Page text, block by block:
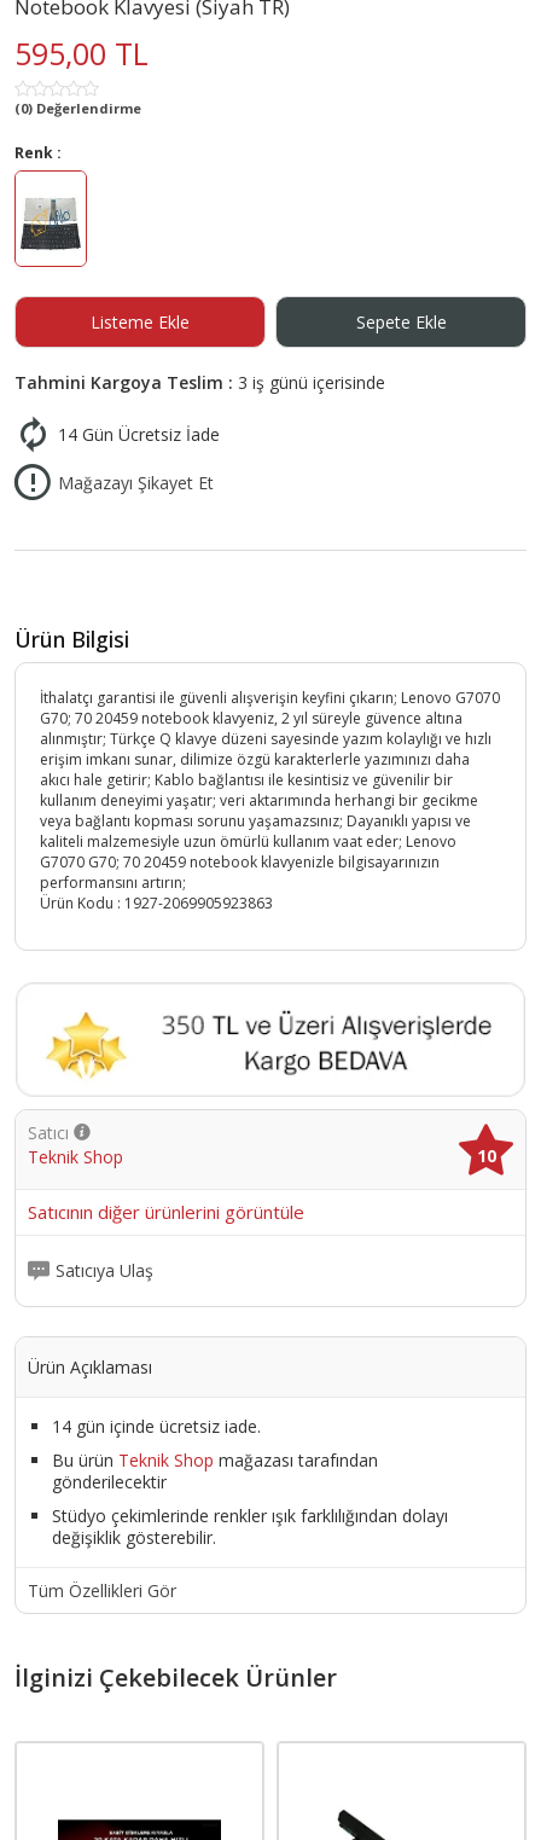
Notebook Klavyesi (Siyah TR)
595,00 TL
(0) Değerlendirme
Renk :
Listeme Ekle Sepete Ekle
Tahmini Kargoya Teslim : 3 iş günü içerisinde
14 Gün Ücretsiz İade
Mağazayı Şikayet Et
Ürün Bilgisi
İthalatçı garantisi ile güvenli alışverişin keyfini çıkarın; Lenovo G7070
G70; 70 20459 notebook klavyeniz, 2 yıl süreyle güvence altına
alınmıştır; Türkçe Q klavye düzeni sayesinde yazım kolaylığı ve hızlı
erişim imkanı sunar, dilimize özgü karakterlerle yazımınızı daha
akıcı hale getirir; Kablo bağlantısı ile kesintisiz ve güvenilir bir
kullanım deneyimi yaşatır; veri aktarımında herhangi bir gecikme
veya bağlantı kopması sorunu yaşamazsınız; Dayanıklı yapısı ve
kaliteli malzemesiyle uzun ömürlü kullanım vaat eder; Lenovo
G7070 G70; 70 20459 notebook klavyenizle bilgisayarınızın
performansını artırın;
Ürün Kodu : 1927-2069905923863
Satıcı
Teknik Shop
10
Satıcının diğer ürünlerini görüntüle
Satıcıya Ulaş
Ürün Açıklaması
14 gün içinde ücretsiz iade.
Bu ürün Teknik Shop mağazası tarafından
gönderilecektir
Stüdyo çekimlerinde renkler ışık farklılığından dolayı
değişiklik gösterebilir.
Tüm Özellikleri Gör
İlginizi Çekebilecek Ürünler